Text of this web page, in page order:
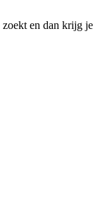
zoekt en dan krijg je